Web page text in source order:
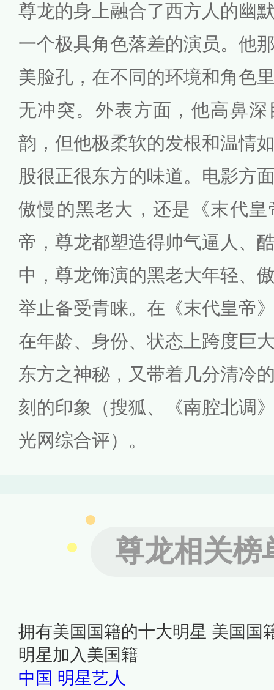
尊龙的身上融合了西方人的幽
一个极具角色落差的演员。他
美脸孔，在不同的环境和角色
无冲突。外表方面，他高鼻
韵，但他极柔软的发根和温情
股很正很东方的味道。电影方
傲慢的黑老大，还是《末代
帝，尊龙都塑造得帅气逼人、
中，尊龙饰演的黑老大年轻、
举止备受青睐。在《末代皇帝
在年龄、身份、状态上跨度巨
东方之神秘，又带着几分清冷
刻的印象（搜狐、《南腔北调
光网综合评）。
尊龙相关榜
拥有美国国籍的十大明星 美国国
明星加入美国籍
中国 明星艺人